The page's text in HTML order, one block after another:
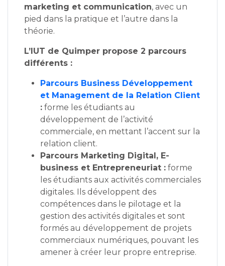
marketing et communication, avec un
pied dans la pratique et l’autre dans la
théorie.
L’IUT de Quimper propose 2 parcours
différents :
Parcours Business Développement
et Management de la Relation Client
: forme les étudiants au
développement de l’activité
commerciale, en mettant l’accent sur la
relation client.
Parcours Marketing Digital, E-
business et Entrepreneuriat : forme
les étudiants aux activités commerciales
digitales. Ils développent des
compétences dans le pilotage et la
gestion des activités digitales et sont
formés au développement de projets
commerciaux numériques, pouvant les
amener à créer leur propre entreprise.